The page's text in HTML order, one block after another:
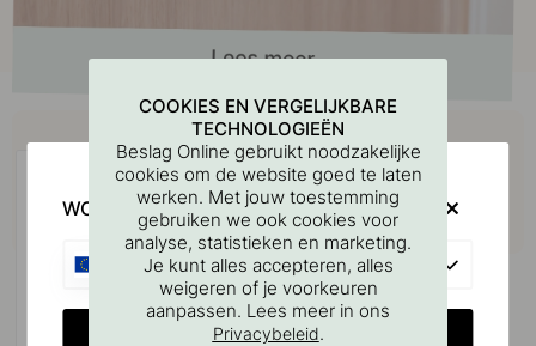
Koop samen met
COOKIES EN VERGELIJKBARE
TECHNOLOGIEËN
Beslag Online gebruikt noodzakelijke
cookies om de website goed te laten
werken. Met jouw toestemming
gebruiken we ook cookies voor
analyse, statistieken en marketing.
Je kunt alles accepteren, alles
weigeren of je voorkeuren
aanpassen. Lees meer in ons
Privacybeleid.
WOULD YOU RATHER VISIT?
CHANGE COUNTRY